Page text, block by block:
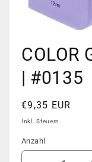
in
Modal
öffnen
COLOR
| #0135
Normaler
Preis
€9,35 EUR
Inkl. Steuern.
Anzahl
Anzahl